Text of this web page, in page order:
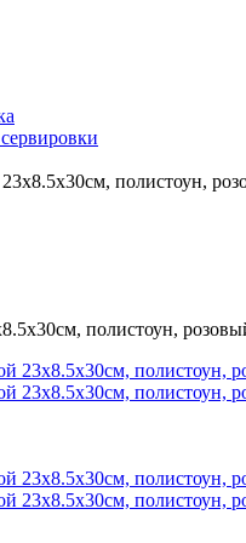
полистоун,